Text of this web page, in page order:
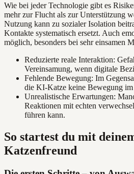
Wie bei jeder Technologie gibt es
mehr zur Flucht als zur Unterstützung
Nutzung kann zu sozialer Isolation
Kontakte systematisch ersetzt. Auch
möglich, besonders bei sehr einsamen
Reduzierte reale Interaktion:
Vereinsamung, wenn digitale
Fehlende Bewegung: Im
die KI-Katze keine Bewegung im
Unrealistische Erwartungen:
Reaktionen mit echten
führen kann.
So startest du mit
Katzenfreund